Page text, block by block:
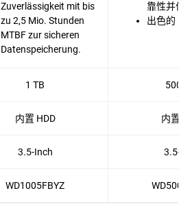
Zuverlässigkeit mit bis
zu 2,5 Mio. Stunden
MTBF zur sicheren
Datenspeicherung.
靠性并
出色的
1 TB
内置 HDD 内
3.5-Inch
WD1005FBYZ